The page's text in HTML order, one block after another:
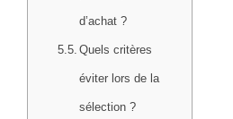
d’achat ?
Quels critères
éviter lors de la
sélection ?